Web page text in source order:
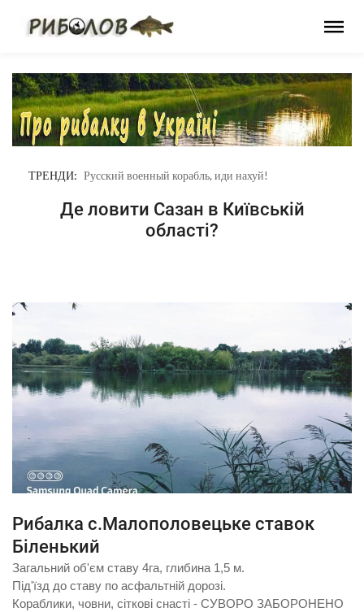
ТРЕНДИ: Русский военный корабль, иди нахуй!
Де ловити Сазан в Київській
області?
Рибалка с.Малополовецьке ставок
Біленький
Загальний об'єм ставу 4га, глибина 1,5 м.
Під'їзд до ставу по асфальтній дорозі.
Кораблики, човни, сіткові снасті - СУВОРО ЗАБОРОНЕНО